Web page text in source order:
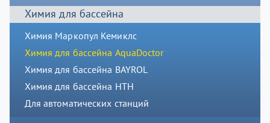
Химия для бассейна
Химия Маркопул Кемиклс
Химия для бассейна AquaDoctor
Химия для бассейна BAYROL
Химия для бассейна HTH
Для автоматических станций